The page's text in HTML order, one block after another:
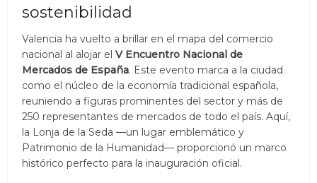
sostenibilidad
Valencia ha vuelto a brillar en el mapa del comercio
nacional al alojar elV Encuentro Nacional de
Mercados de España. Este evento marca a la ciudad
como el núcleo de la economía tradicional española,
reuniendo a figuras prominentes del sector y más de
250 representantes de mercados de todo el país. Aquí,
la Lonja de la Seda —un lugar emblemático y
Patrimonio de la Humanidad— proporcionó un marco
histórico perfecto para la inauguración oficial.